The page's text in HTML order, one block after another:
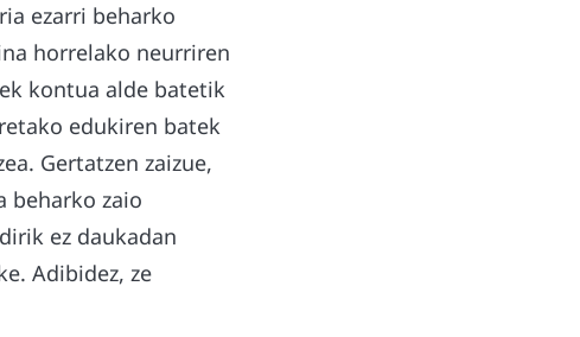
ezarri beharko
horrelako neurriren
kontua alde batetik
edukiren batek
Gertatzen zaizue,
beharko zaio
ez daukadan
Adibidez, ze